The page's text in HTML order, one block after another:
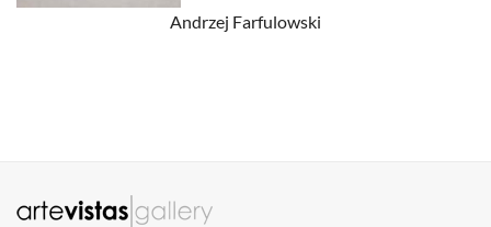
Andrzej Farfulowski